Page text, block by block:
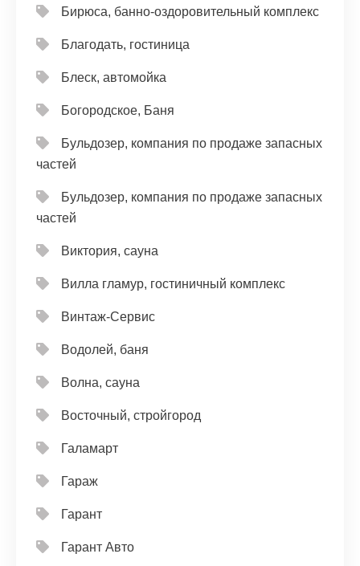
Бирюса, банно-оздоровительный комплекс
Благодать, гостиница
Блеск, автомойка
Богородское, Баня
Бульдозер, компания по продаже запасных
частей
Бульдозер, компания по продаже запасных
частей
Виктория, сауна
Вилла гламур, гостиничный комплекс
Винтаж-Сервис
Водолей, баня
Волна, сауна
Восточный, стройгород
Галамарт
Гараж
Гарант
Гарант Авто